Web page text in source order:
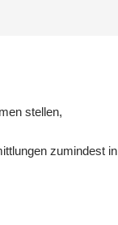
stellen,
zumindest in